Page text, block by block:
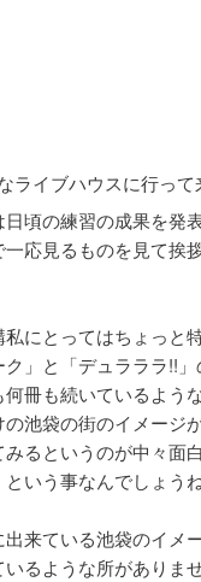
ライブハウスに行っ
頃の練習の成果を発
応見るものを見て挨
にとってはちょっと
ク」と「デュラララ!!
冊も続いているよう
池袋の街のイメージ
るというのが中々面
いう事なんでしょうね
来ている池袋のイメ
るような所がありま